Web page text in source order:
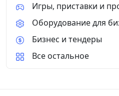
модульный.
Монтажа IP65
канал 2-й
80м/уп Кабель-
40х25 30м/уп
Игры, приставки и
Оборудование для
Бизнес и тендеры
Все остальное